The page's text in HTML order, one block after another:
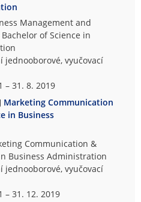
Management and
of Science in
jednooborové, vyučovací
– 31. 8. 2019
Marketing Communication
in Business
Communication &
Business Administration
jednooborové, vyučovací
– 31. 12. 2019